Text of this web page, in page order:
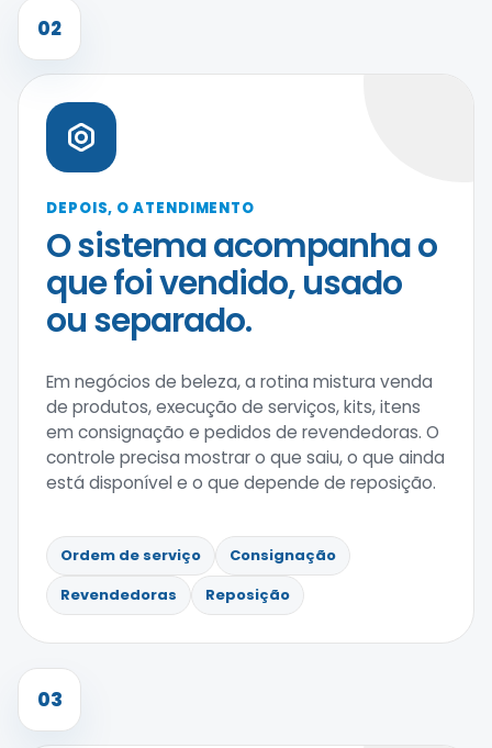
02
DEPOIS, O ATENDIMENTO
O sistema acompanha o
que foi vendido, usado
ou separado.
Em negócios de beleza, a rotina mistura venda
de produtos, execução de serviços, kits, itens
em consignação e pedidos de revendedoras. O
controle precisa mostrar o que saiu, o que ainda
está disponível e o que depende de reposição.
Ordem de serviço
Consignação
Revendedoras
Reposição
03